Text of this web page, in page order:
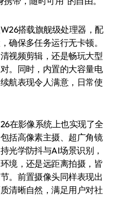
搭载旗舰级处理器，配
确保多任务运行无卡顿。
视频剪辑，还是畅玩大型
。同时，内置的大容量电
航表现令人满意，日常使
影像系统上也实现了全
括高像素主摄、超广角镜
光学防抖与AI场景识别，
境，还是远距离拍摄，皆
。前置摄像头同样表现出
清晰自然，满足用户对社